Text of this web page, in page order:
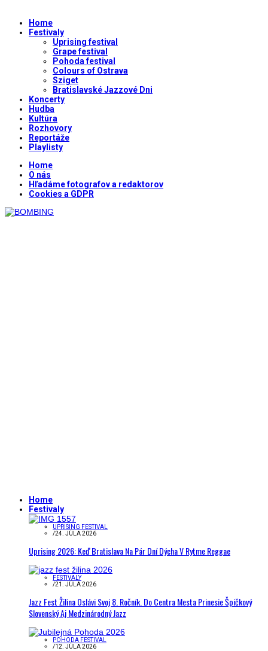
Home
Festivaly
Uprising festival
Grape festival
Pohoda festival
Colours of Ostrava
Sziget
Bratislavské Jazzové Dni
Koncerty
Hudba
Kultúra
Rozhovory
Reportáže
Playlisty
Home
O nás
Hľadáme fotografov a redaktorov
Cookies a GDPR
Home
Festivaly
UPRISING FESTIVAL
/24. JÚLA 2026
Uprising 2026: Keď Bratislava Na Pár Dní Dýcha V Rytme Reggae
FESTIVALY
/21. JÚLA 2026
Jazz Fest Žilina Oslávi Svoj 8. Ročník. Do Centra Mesta Prinesie Špičkový
Slovenský Aj Medzinárodný Jazz
POHODA FESTIVAL
/12. JÚLA 2026